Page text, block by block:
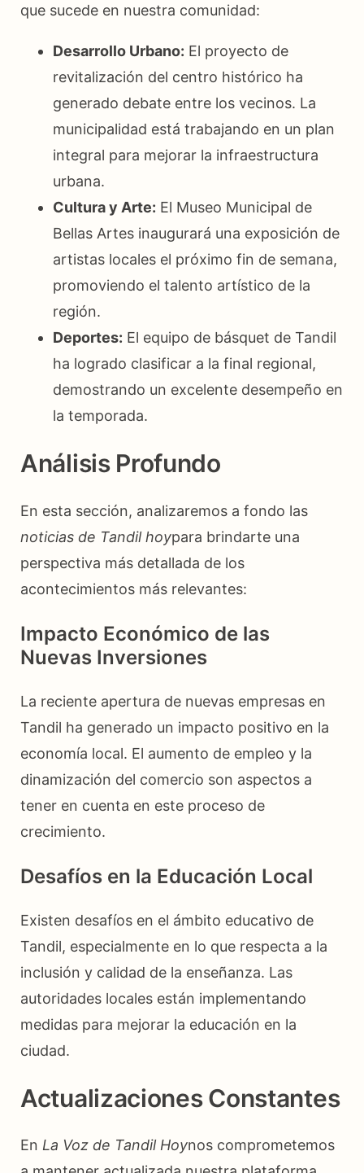
que sucede en nuestra comunidad:
Desarrollo Urbano: El proyecto de
revitalización del centro histórico ha
generado debate entre los vecinos. La
municipalidad está trabajando en un plan
integral para mejorar la infraestructura
urbana.
Cultura y Arte: El Museo Municipal de
Bellas Artes inaugurará una exposición de
artistas locales el próximo fin de semana,
promoviendo el talento artístico de la
región.
Deportes: El equipo de básquet de Tandil
ha logrado clasificar a la final regional,
demostrando un excelente desempeño en
la temporada.
Análisis Profundo
En esta sección, analizaremos a fondo las
noticias de Tandil hoypara brindarte una
perspectiva más detallada de los
acontecimientos más relevantes:
Impacto Económico de las
Nuevas Inversiones
La reciente apertura de nuevas empresas en
Tandil ha generado un impacto positivo en la
economía local. El aumento de empleo y la
dinamización del comercio son aspectos a
tener en cuenta en este proceso de
crecimiento.
Desafíos en la Educación Local
Existen desafíos en el ámbito educativo de
Tandil, especialmente en lo que respecta a la
inclusión y calidad de la enseñanza. Las
autoridades locales están implementando
medidas para mejorar la educación en la
ciudad.
Actualizaciones Constantes
En La Voz de Tandil Hoynos comprometemos